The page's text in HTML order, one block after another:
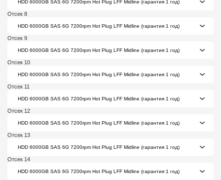
Отсек 8
Отсек 9
Отсек 10
Отсек 11
Отсек 12
Отсек 13
Отсек 14